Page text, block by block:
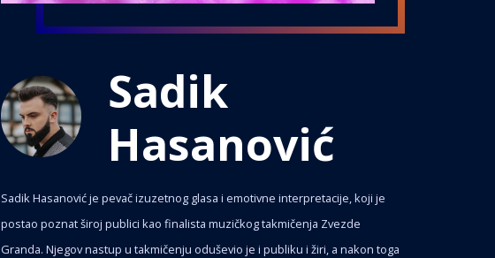
Sadik
Hasanović
Sadik Hasanović je pevač izuzetnog glasa i emotivne interpretacije, koji je
postao poznat široj publici kao finalista muzičkog takmičenja Zvezde
Granda. Njegov nastup u takmičenju oduševio je i publiku i žiri, a nakon toga